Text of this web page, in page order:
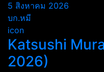
5 สิงหาคม 2026
บก.หมี
icon
Katsushi
2026)